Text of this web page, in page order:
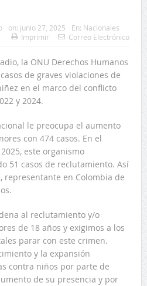
on: junio 27, 2025 En: Nacionales
Imprimir Correo Electrónico
la ONU Derechos Humanos
de graves violaciones de
en el marco del conflicto
y 2024.
le preocupa el aumento
con 474 casos. En el
este organismo
51 casos de reclutamiento. Así
representante en Colombia de
al reclutamiento y/o
de 18 años y exigimos a los
parar con este crimen.
y la expansión
contra niños por parte de
de su presencia y por